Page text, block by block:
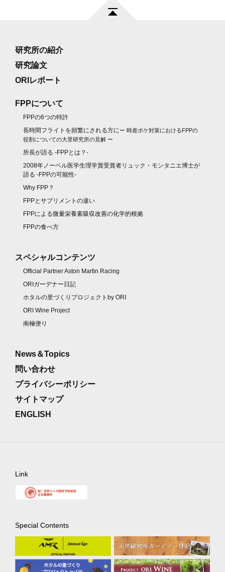
研究所の紹介
研究論文
ORIレポート
FPPについて
FPPの6つの特許
長時間フライトを頻繁にされる方にー 時差ボケ対策におけるFPPの
役割についての大里研究所の見解 ー
所長が語る -FPPとは？-
2008年ノーベル医学生理学賞受賞者リュック・モンタニエ博士が
語る -FPPの可能性-
Why FPP？
FPPとサプリメントの違い
FPPによる微量栄養素吸収改善の化学的根拠
FPPの食べ方
スペシャルコンテンツ
Official Partner Aston Martin Racing
ORIガーデナー日記
ホタルの里づくりプロジェクトby ORI
ORI Wine Project
南極便り
News＆Topics
問い合わせ
プライバシーポリシー
サイトマップ
ENGLISH
Link
Special Contents